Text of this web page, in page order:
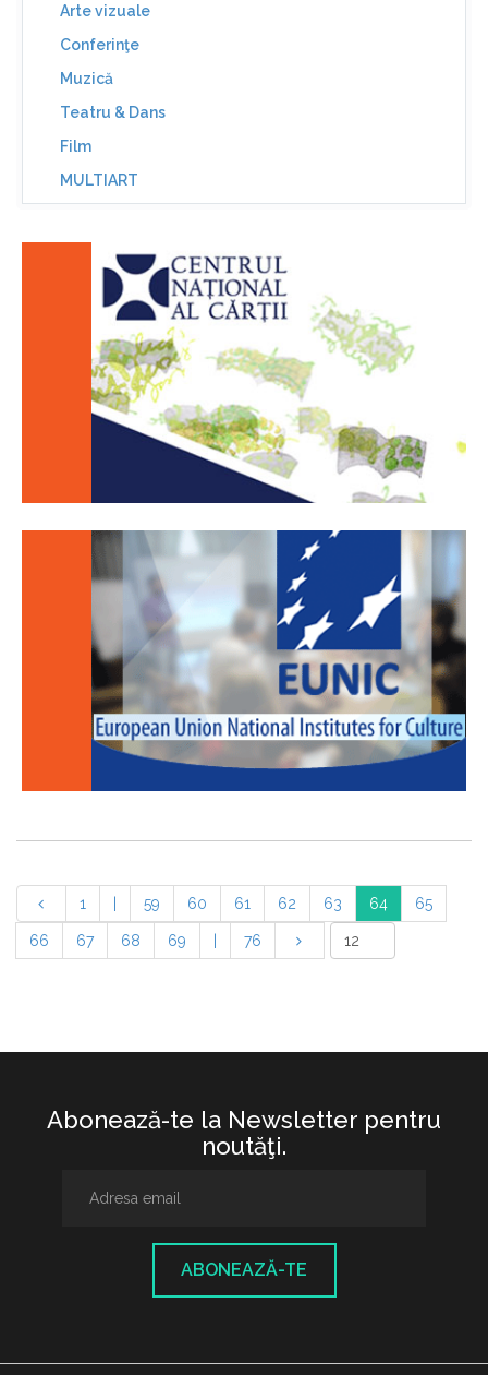
Arte vizuale
Conferinţe
Muzică
Teatru & Dans
Film
MULTIART
1 59 60 61 62 63 64 65
66 67 68 69 76
Abonează-te la Newsletter pentru
noutăţi.
ABONEAZĂ-TE